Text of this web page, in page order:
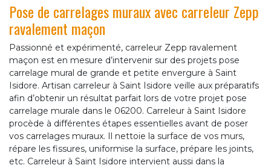
Pose de carrelages muraux avec carreleur Zepp
ravalement maçon
Passionné et expérimenté, carreleur Zepp ravalement
maçon est en mesure d’intervenir sur des projets pose
carrelage mural de grande et petite envergure à Saint
Isidore. Artisan carreleur à Saint Isidore veille aux préparatifs
afin d’obtenir un résultat parfait lors de votre projet pose
carrelage murale dans le 06200. Carreleur à Saint Isidore
procède à différentes étapes essentielles avant de poser
vos carrelages muraux. Il nettoie la surface de vos murs,
répare les fissures, uniformise la surface, prépare les joints,
etc. Carreleur à Saint Isidore intervient aussi dans la